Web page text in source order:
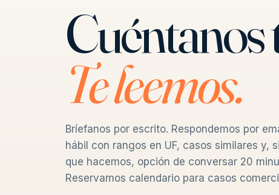
Cuéntanos
Te leemos.
Bríefanos por escrito. Respondemos por
hábil con rangos en UF, casos similares y,
que hacemos, opción de conversar 20
Reservamos calendario para casos